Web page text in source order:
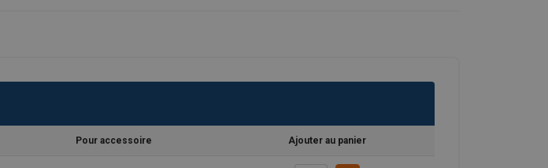
Pour accessoire Ajouter au panier